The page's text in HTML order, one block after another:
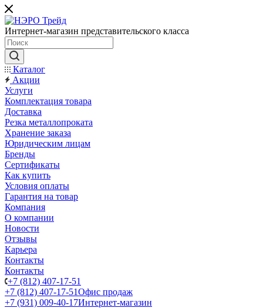
Интернет-магазин представительского класса
Каталог
Акции
Услуги
Комплектация товара
Доставка
Резка металлопроката
Хранение заказа
Юридическим лицам
Бренды
Сертификаты
Как купить
Условия оплаты
Гарантия на товар
Компания
О компании
Новости
Отзывы
Карьера
Контакты
Контакты
+7 (812) 407-17-51
+7 (812) 407-17-51Офис продаж
+7 (931) 009-40-17Интернет-магазин